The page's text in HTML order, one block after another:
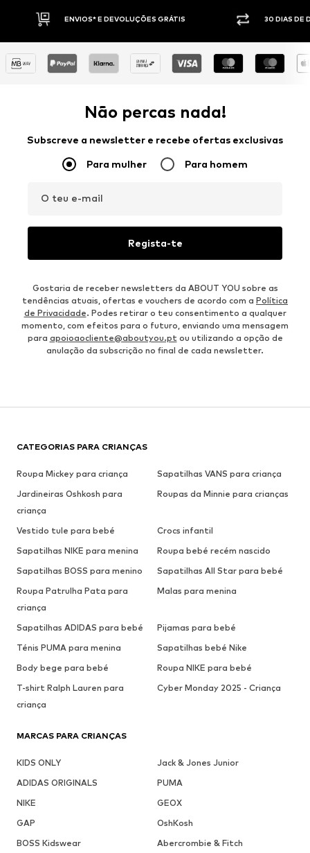
E DEVOLUÇÕES GRÁTIS 30 DIAS DE DIREITO DE DEVOLUÇÃO
Não percas nada!
Subscreve a newsletter e recebe ofertas exclusivas
Para mulher Para homem
O teu e-mail
Regista-te
Gostaria de receber newsletters da ABOUT YOU sobre as
tendências atuais, ofertas e vouchers de acordo com a Política
de Privacidade. Podes retirar o teu consentimento a qualquer
momento, com efeitos para o futuro, enviando uma mensagem
para apoioaocliente@aboutyou.pt ou utilizando a opção de
anulação da subscrição no final de cada newsletter.
CATEGORIAS PARA CRIANÇAS
Roupa Mickey para criança
Sapatilhas VANS para criança
Jardineiras Oshkosh para
criança
Roupas da Minnie para crianças
Vestido tule para bebé
Crocs infantil
Sapatilhas NIKE para menina
Roupa bebé recém nascido
Sapatilhas BOSS para menino
Sapatilhas All Star para bebé
Roupa Patrulha Pata para
criança
Malas para menina
Sapatilhas ADIDAS para bebé
Pijamas para bebé
Ténis PUMA para menina
Sapatilhas bebé Nike
Body bege para bebé
Roupa NIKE para bebé
T-shirt Ralph Lauren para
criança
Cyber Monday 2025 - Criança
MARCAS PARA CRIANÇAS
KIDS ONLY
Jack & Jones Junior
ADIDAS ORIGINALS
PUMA
NIKE
GEOX
GAP
OshKosh
BOSS Kidswear
Abercrombie & Fitch